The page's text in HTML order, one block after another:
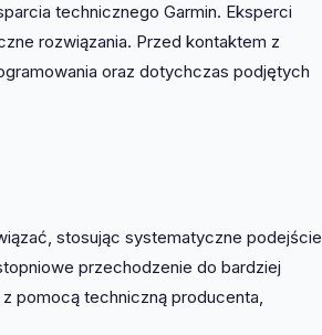
technicznego Garmin. Eksperci
rozwiązania. Przed kontaktem z
oraz dotychczas podjętych
stosując systematyczne podejście
przechodzenie do bardziej
pomocą techniczną producenta,